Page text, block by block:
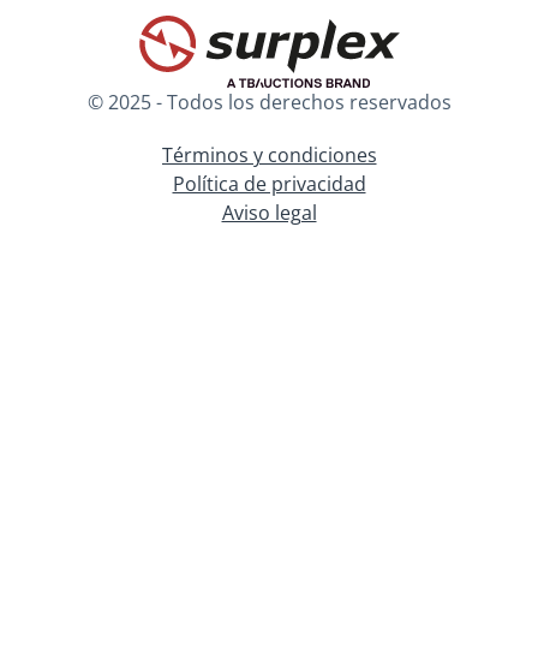
© 2025 - Todos los derechos reservados
Términos y condiciones
Política de privacidad
Aviso legal